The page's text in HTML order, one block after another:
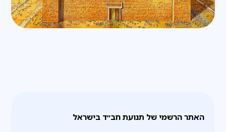
האתר הרשמי של תנועת חב״ד בישראל